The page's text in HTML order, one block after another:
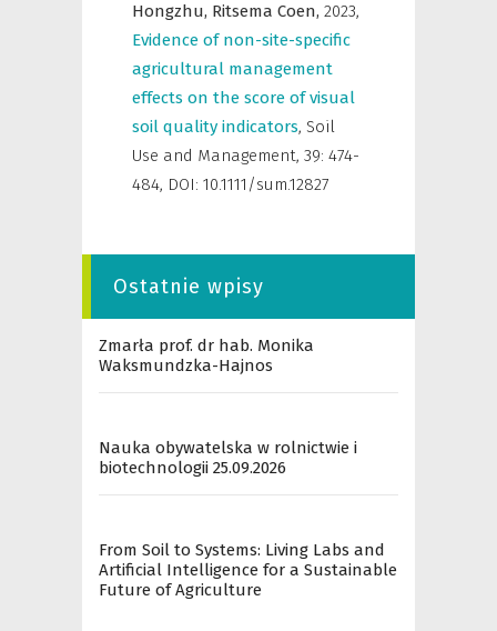
Hongzhu, Ritsema Coen, 2023,
Evidence of non-site-specific
agricultural management
effects on the score of visual
soil quality indicators, Soil
Use and Management, 39: 474-
484, DOI: 10.1111/sum.12827
Ostatnie wpisy
Zmarła prof. dr hab. Monika
Waksmundzka-Hajnos
Nauka obywatelska w rolnictwie i
biotechnologii 25.09.2026
From Soil to Systems: Living Labs and
Artificial Intelligence for a Sustainable
Future of Agriculture